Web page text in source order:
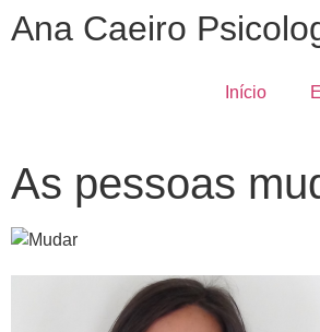
Ana Caeiro
Início
As pessoas